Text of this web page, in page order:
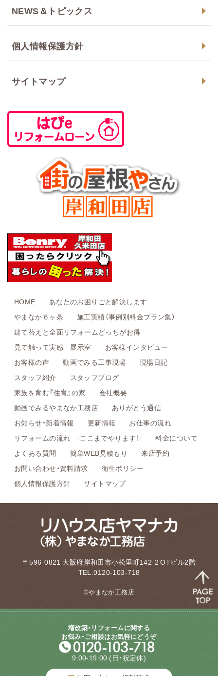
NEWS＆トピックス
個人情報保護方針
サイトマップ
HOME
あなたのお困りごと解決します
やまなか６ヶ条
施工実績（事例別料金プラン集）
建て替えと全面リフォームどっちがお得
見て触って実感 展示室
お客様インタビュー
お客様の声
動画でみる工事現場
現場日記
スタッフ紹介
スタッフブログ
家族を育む『住育』の家
会社概要
動画でみるやまなか工務店
ありがとう通信
お知らせ・新着情報
更新情報
お仕事の流れ
リフォームの流れ -ここまでやります！-
料金について
よくある質問
簡単WEB見積もり
来店予約
お問い合わせ・資料請求
衛生ポリシー
個人情報保護方針
サイトマップ
〒596-0821 大阪府岸和田市小松里町142-2 OTビル2階
TEL.0120-103-718
©やまなか工務店
増改築・リフォームに関する
お悩み・ご相談はお気軽にどうぞ
9:00-19:00 (日・祝定休)